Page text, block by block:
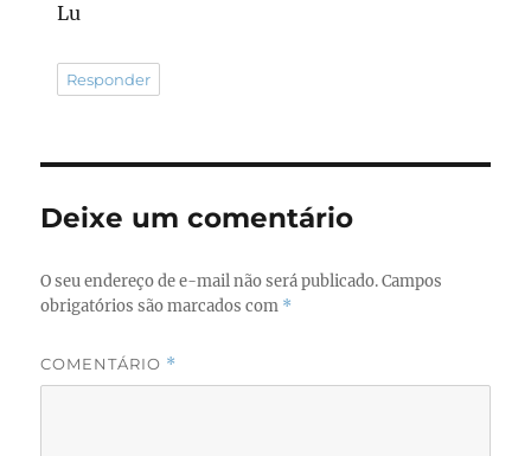
Lu
Responder
Deixe um comentário
O seu endereço de e-mail não será publicado. Campos
obrigatórios são marcados com *
COMENTÁRIO *